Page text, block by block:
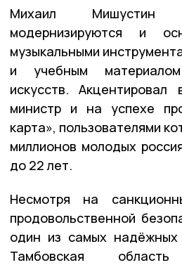
Михаил Мишустин
модернизируются и
музыкальными
и учебным
искусств. Акцентировал
министр и на успехе
карта», пользователями
миллионов молодых
до 22 лет.
Несмотря на
продовольственной
один из самых
Тамбовская